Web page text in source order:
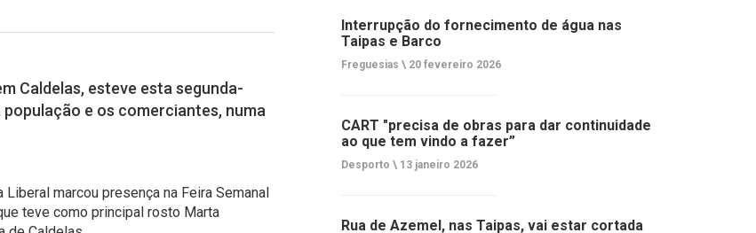
Caldelas, esteve esta segunda-
e os comerciantes, numa
marcou presença na Feira Semanal
teve como principal rosto Marta
Interrupção do fornecimento de água nas
Taipas e Barco
Freguesias \ 20 fevereiro 2026
CART "precisa de obras para dar continuidade
ao que tem vindo a fazer”
Desporto \ 13 janeiro 2026
Rua de Azemel, nas Taipas, vai estar cortada